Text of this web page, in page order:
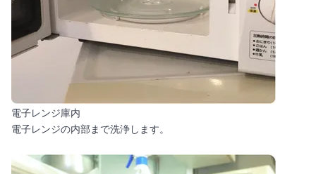
電子レンジ庫内
電子レンジの内部まで洗浄します。